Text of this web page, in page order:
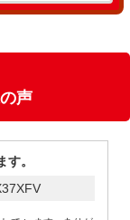
声
。